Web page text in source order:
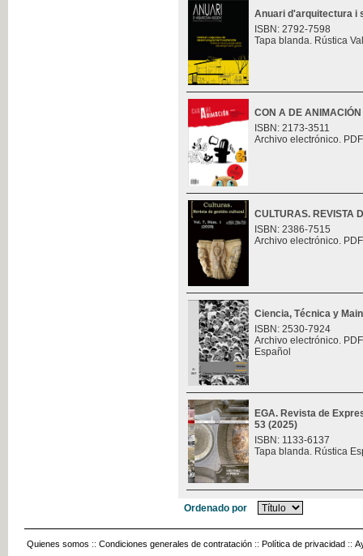
Anuari d'arquitectura i
ISBN: 2792-7598
Tapa blanda. Rústica
CON A DE ANIMACIÓN
ISBN: 2173-3511
Archivo electrónico.
CULTURAS. REVISTA
ISBN: 2386-7515
Archivo electrónico.
Ciencia, Técnica y
ISBN: 2530-7924
Archivo electrónico.
Español
EGA. Revista de
53 (2025)
ISBN: 1133-6137
Tapa blanda. Rústica
Ordenado por
Quienes somos :: Condiciones generales de contratación :: Política de privacidad ::